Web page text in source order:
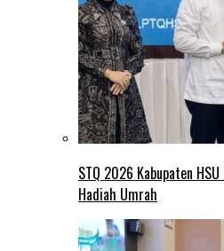
STQ 2026 Kabupaten
Hadiah Umrah